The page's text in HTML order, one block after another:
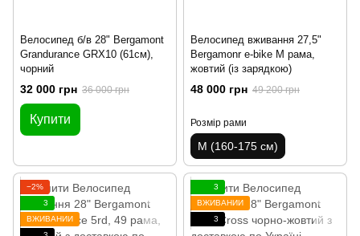
Велосипед б/в 28" Bergamont
Grandurance GRX10 (61см),
чорний
32 000 грн 36 000 грн
Купити
Велосипед вживання 27,5"
Bergamonr e-bike M рама,
жовтий (із зарядкою)
48 000 грн 49 200 грн
Розмір рами
M (160-175 см)
−2%
3
ВЖИВАНИЙ
3
ВЖИВАНИЙ
3